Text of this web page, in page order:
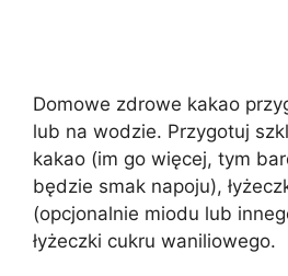
Domowe zdrowe kakao
lub na wodzie. Przygotuj
kakao (im go więcej, tym
będzie smak napoju),
(opcjonalnie miodu lub
łyżeczki cukru waniliowego.